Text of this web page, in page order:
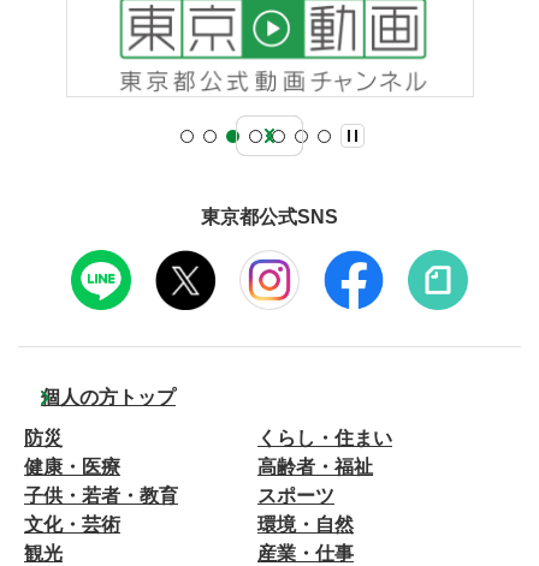
東京都公式SNS
個人の方トップ
防災
くらし・住まい
健康・医療
高齢者・福祉
子供・若者・教育
スポーツ
文化・芸術
環境・自然
観光
産業・仕事